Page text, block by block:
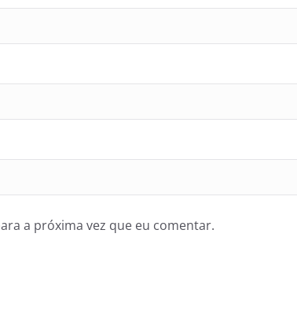
a próxima vez que eu comentar.